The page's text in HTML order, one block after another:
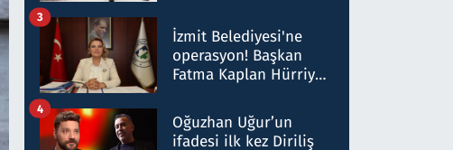
Milyar liralık para
trafiği tespit edildi
İzmit Belediyesi'ne
operasyon! Başkan
Fatma Kaplan Hürriyet
3
Oğuzhan Uğur’un
ifadesi ilk kez Diriliş
4